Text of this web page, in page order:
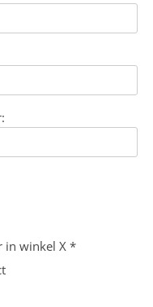
in winkel X *